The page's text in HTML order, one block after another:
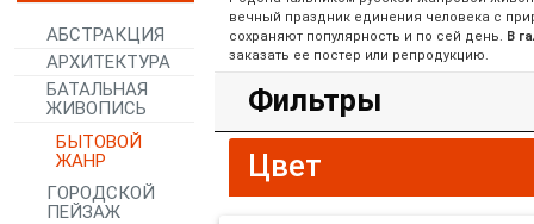
АБСТРАКЦИЯ
АРХИТЕКТУРА
БАТАЛЬНАЯ
ЖИВОПИСЬ
БЫТОВОЙ
ЖАНР
ГОРОДСКОЙ
ПЕЙЗАЖ
вечный праздник единения человека с
сохраняют популярность и по сей день. В
заказать ее постер или репродукцию.
Фильтры
Цвет